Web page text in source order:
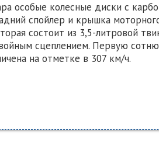
особые колесные диски с
спойлер и крышка
состоит из 3,5-литровой
сцеплением. Первую сотню
на отметке в 307 км/ч.